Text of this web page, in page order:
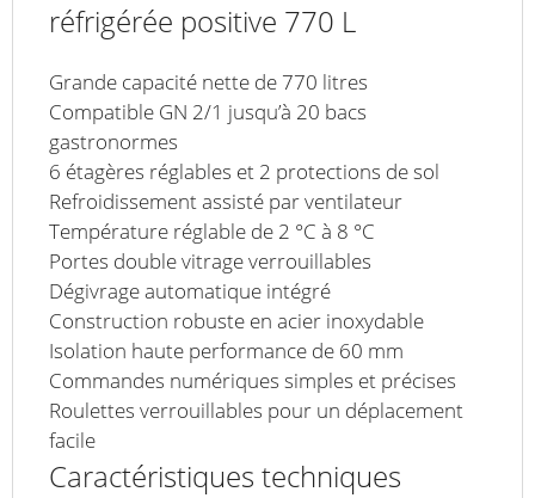
réfrigérée positive 770 L
Grande capacité nette de 770 litres
Compatible GN 2/1 jusqu’à 20 bacs
gastronormes
6 étagères réglables et 2 protections de sol
Refroidissement assisté par ventilateur
Température réglable de 2 °C à 8 °C
Portes double vitrage verrouillables
Dégivrage automatique intégré
Construction robuste en acier inoxydable
Isolation haute performance de 60 mm
Commandes numériques simples et précises
Roulettes verrouillables pour un déplacement
facile
Caractéristiques techniques